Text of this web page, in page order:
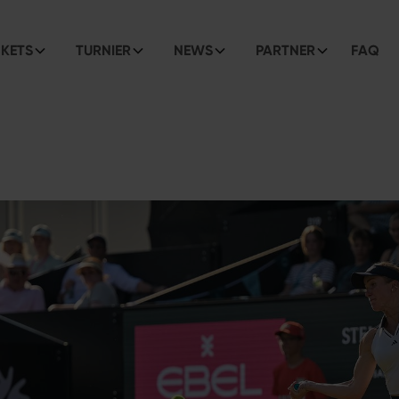
TURNIER NEWS PARTNER FAQ